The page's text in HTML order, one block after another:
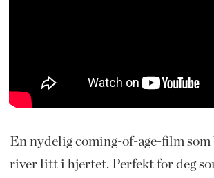
En nydelig coming-of-age-film som
river litt i hjertet. Perfekt for deg